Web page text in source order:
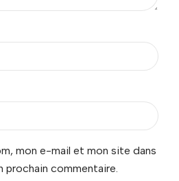
mon e-mail et mon site dans
prochain commentaire.